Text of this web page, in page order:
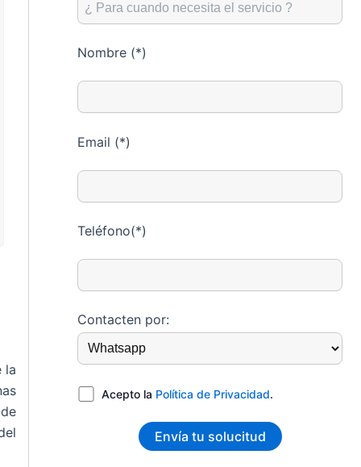
la
Nombre (*)
Email (*)
Teléfono(*)
Contacten por:
Acepto la Política de Privacidad.